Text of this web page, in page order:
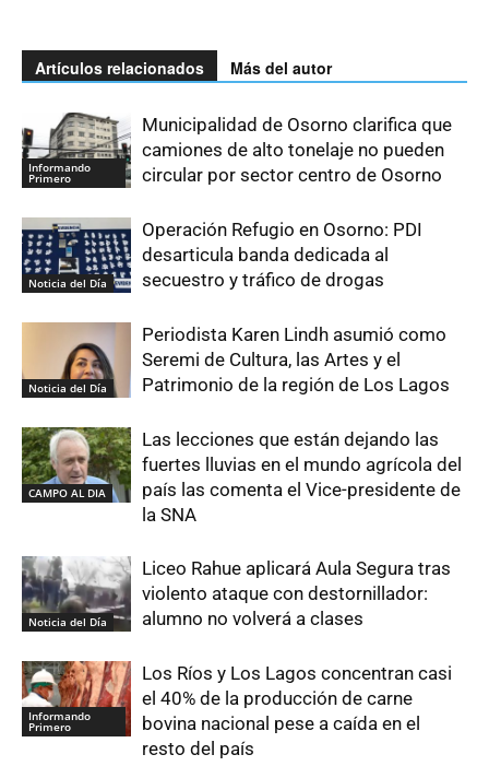
Artículos relacionados Más del autor
Informando
Primero
Municipalidad de Osorno clarifica que
camiones de alto tonelaje no pueden
circular por sector centro de Osorno
Noticia del Día
Operación Refugio en Osorno: PDI
desarticula banda dedicada al
secuestro y tráfico de drogas
Noticia del Día
Periodista Karen Lindh asumió como
Seremi de Cultura, las Artes y el
Patrimonio de la región de Los Lagos
CAMPO AL DIA
Las lecciones que están dejando las
fuertes lluvias en el mundo agrícola del
país las comenta el Vice-presidente de
la SNA
Noticia del Día
Liceo Rahue aplicará Aula Segura tras
violento ataque con destornillador:
alumno no volverá a clases
Informando
Primero
Los Ríos y Los Lagos concentran casi
el 40% de la producción de carne
bovina nacional pese a caída en el
resto del país